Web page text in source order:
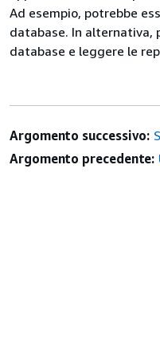
Ad esempio, potrebbe
database. In alternativa,
database e leggere le
Argomento successivo:
Argomento precedente: